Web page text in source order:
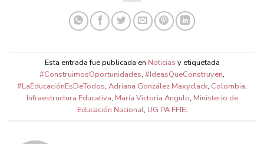
Esta entrada fue publicada en Noticias y etiquetada
#ConstruimosOportunidades, #IdeasQueConstruyen,
#LaEducaciónEsDeTodos, Adriana González Maxyclack, Colombia,
Infraestructura Educativa, María Victoria Angulo, Ministerio de
Educación Nacional, UG PA FFIE.